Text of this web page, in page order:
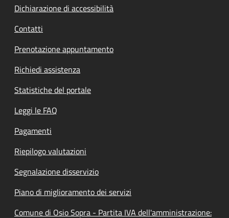
Dichiarazione di accessibilità
Contatti
Prenotazione appuntamento
Richiedi assistenza
Statistiche del portale
Leggi le FAQ
Pagamenti
Riepilogo valutazioni
Segnalazione disservizio
Piano di miglioramento dei servizi
Comune di Osio Sopra - Partita IVA dell'amministrazione: